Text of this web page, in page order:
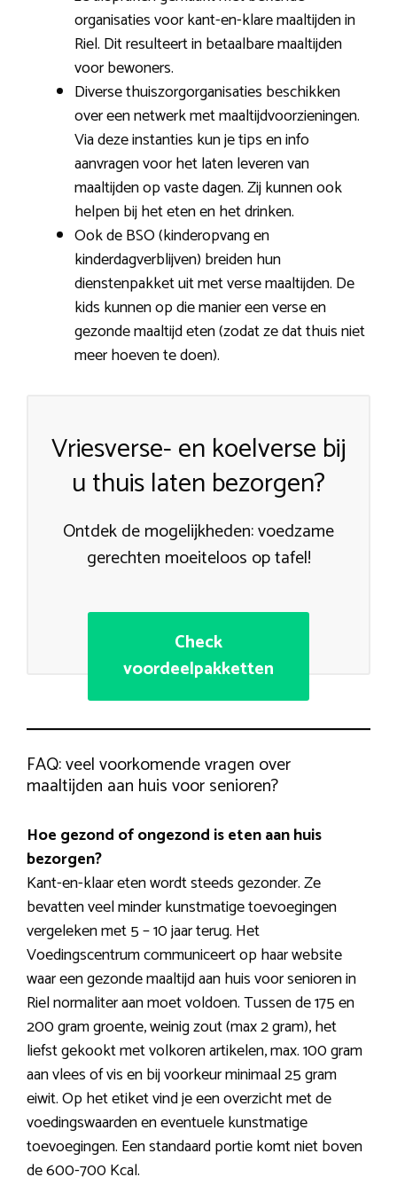
organisaties voor kant-en-klare maaltijden in
Riel. Dit resulteert in betaalbare maaltijden
voor bewoners.
Diverse thuiszorgorganisaties beschikken
over een netwerk met maaltijdvoorzieningen.
Via deze instanties kun je tips en info
aanvragen voor het laten leveren van
maaltijden op vaste dagen. Zij kunnen ook
helpen bij het eten en het drinken.
Ook de BSO (kinderopvang en
kinderdagverblijven) breiden hun
dienstenpakket uit met verse maaltijden. De
kids kunnen op die manier een verse en
gezonde maaltijd eten (zodat ze dat thuis niet
meer hoeven te doen).
Vriesverse- en koelverse bij
u thuis laten bezorgen?
Ontdek de mogelijkheden: voedzame
gerechten moeiteloos op tafel!
Check
voordeelpakketten
FAQ: veel voorkomende vragen over
maaltijden aan huis voor senioren?
Hoe gezond of ongezond is eten aan huis
bezorgen?
Kant-en-klaar eten wordt steeds gezonder. Ze
bevatten veel minder kunstmatige toevoegingen
vergeleken met 5 – 10 jaar terug. Het
Voedingscentrum communiceert op haar website
waar een gezonde maaltijd aan huis voor senioren in
Riel normaliter aan moet voldoen. Tussen de 175 en
200 gram groente, weinig zout (max 2 gram), het
liefst gekookt met volkoren artikelen, max. 100 gram
aan vlees of vis en bij voorkeur minimaal 25 gram
eiwit. Op het etiket vind je een overzicht met de
voedingswaarden en eventuele kunstmatige
toevoegingen. Een standaard portie komt niet boven
de 600-700 Kcal.